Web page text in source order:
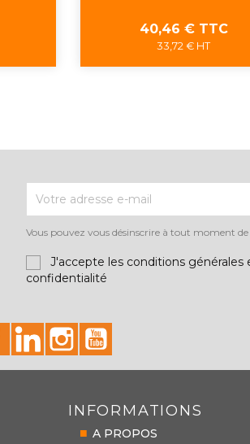
Prix
40,46 € TTC
33,72 € HT
Vous pouvez vous désinscrire à tout moment de
J'accepte les conditions générales
confidentialité
id="facebook-social"
id="linkedin-social"
id="instagram-social"
INFORMATIONS
A PROPOS